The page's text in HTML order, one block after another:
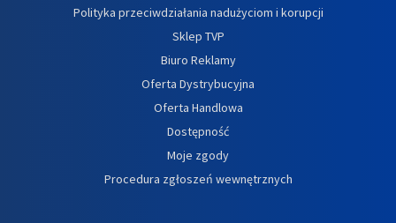
Polityka przeciwdziałania nadużyciom i korupcji
Sklep TVP
Biuro Reklamy
Oferta Dystrybucyjna
Oferta Handlowa
Dostępność
Moje zgody
Procedura zgłoszeń wewnętrznych